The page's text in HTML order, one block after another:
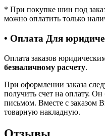
* При покупке шин под
можно оплатить только
• Оплата Для
Оплата заказов
безналичному расчету.
При оформлении заказа
получить счет на оплату.
письмом. Вместе с заказом
товарную накладную.
Отзывы